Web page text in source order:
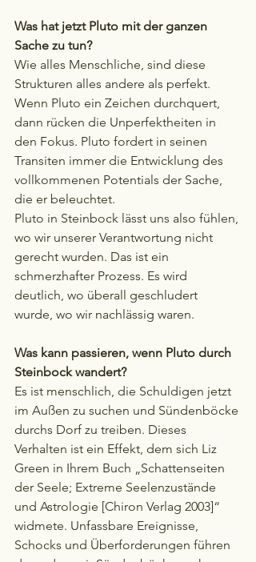
Was hat jetzt Pluto mit der ganzen
Sache zu tun?
Wie alles Menschliche, sind diese
Strukturen alles andere als perfekt.
Wenn Pluto ein Zeichen durchquert,
dann rücken die Unperfektheiten in
den Fokus. Pluto fordert in seinen
Transiten immer die Entwicklung des
vollkommenen Potentials der Sache,
die er beleuchtet.
Pluto in Steinbock lässt uns also fühlen,
wo wir unserer Verantwortung nicht
gerecht wurden. Das ist ein
schmerzhafter Prozess. Es wird
deutlich, wo überall geschludert
wurde, wo wir nachlässig waren.
Was kann passieren, wenn Pluto durch
Steinbock wandert?
Es ist menschlich, die Schuldigen jetzt
im Außen zu suchen und Sündenböcke
durchs Dorf zu treiben. Dieses
Verhalten ist ein Effekt, dem sich Liz
Green in Ihrem Buch „Schattenseiten
der Seele; Extreme Seelenzustände
und Astrologie [Chiron Verlag 2003]“
widmete. Unfassbare Ereignisse,
Schocks und Überforderungen führen